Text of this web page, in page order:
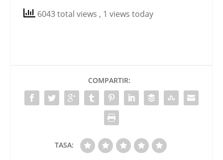
6043 total views , 1 views today
COMPARTIR:
TASA: